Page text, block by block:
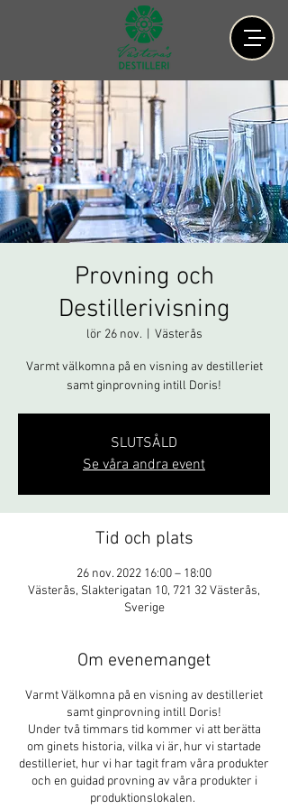
Provning och
Destillerivisning
lör 26 nov.
  |
Västerås
Varmt välkomna på en visning av destilleriet
samt ginprovning intill Doris!
SLUTSÅLD
Se våra andra event
Tid och plats
26 nov. 2022 16:00 – 18:00
Västerås, Slakterigatan 10, 721 32 Västerås,
Sverige
Om evenemanget
Varmt Välkomna på en visning av destilleriet
samt ginprovning intill Doris!
Under två timmars tid kommer vi att berätta
om ginets historia, vilka vi är, hur vi startade
destilleriet, hur vi har tagit fram våra produkter
och en guidad provning av våra produkter i
produktionslokalen.